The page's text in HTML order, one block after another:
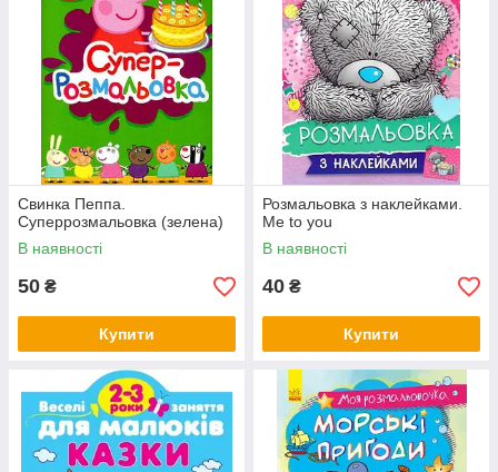
Свинка Пеппа.
Суперрозмальовка (зелена)
В наявності
50 ₴
Купити
Розмальовка з наклейками.
Me to you
В наявності
40 ₴
Купити